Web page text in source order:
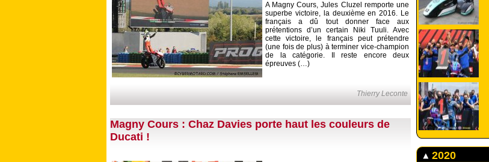
A Magny Cours, Jules Cluzel remporte une
superbe victoire, la deuxième en 2016. Le
français a dû tout donner face aux
prétentions d’un certain Niki Tuuli. Avec
cette victoire, le français peut prétendre
(une fois de plus) à terminer vice-champion
de la catégorie. Il reste encore deux
épreuves (…)
Thierry Leconte
Magny Cours : Chaz Davies porte haut les couleurs de
Ducati !
2020